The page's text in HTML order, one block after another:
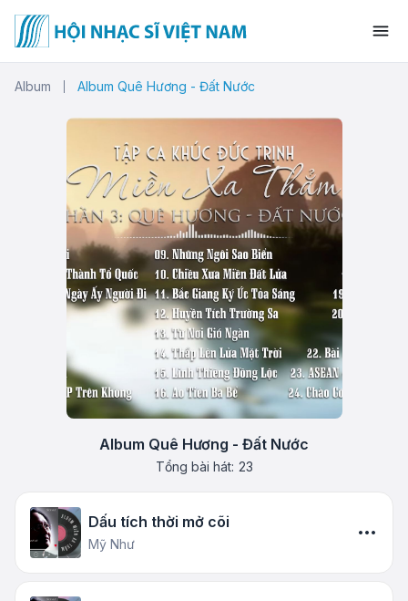
Album Album Quê Hương - Đất Nước
Album Quê Hương - Đất Nước
Tổng bài hát: 23
Dấu tích thời mở cõi
Mỹ Như